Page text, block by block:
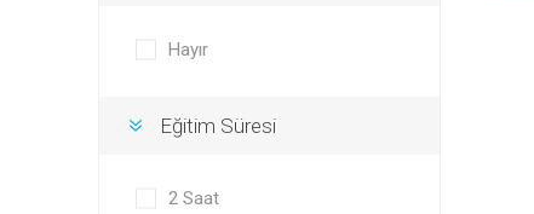
Hayır
Eğitim Süresi
2 Saat